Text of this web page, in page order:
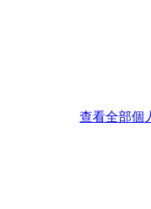
查看全部個